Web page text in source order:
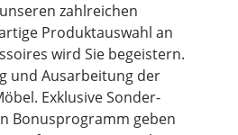
zahlreichen
Produktauswahl an
wird Sie begeistern.
und Ausarbeitung der
Exklusive Sonder-
Bonusprogramm geben